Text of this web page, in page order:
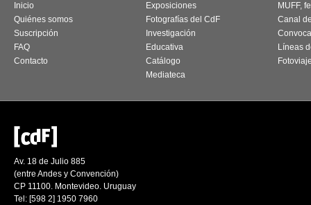
Inicio
Quiénes somos
Suscripción
FAQ
Contacto
Exposiciones
Fotografías del CdF
Investigación
Educativa
Catálogo
Mediateca
MUFF,
Canal
Líneas
Av. 18 de Julio 885
(entre Andes y Convención)
CP 11100. Montevideo. Uruguay
Tel: [598 2] 1950 7960